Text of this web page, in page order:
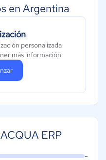
en Argentina
personalizada
más información.
ERP
-